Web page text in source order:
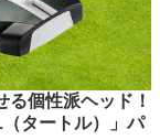
る個性派ヘッド！
タートル）」パ